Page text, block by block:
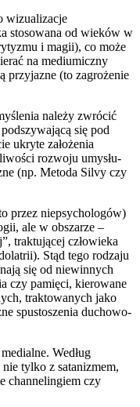
wizualizacje
stosowana od wieków w
i magii), co może
na mediumiczny
przyjazne (to zagrożenie
należy zwrócić
się pod
ukryte założenia
rozwoju umysłu-
(np. Metoda Silvy czy
przez niepsychologów)
ale w obszarze –
traktującej człowieka
Stąd tego rodzaju
się od niewinnych
czy pamięci, kierowane
traktowanych jako
spustoszenia duchowo-
Według
tylko z satanizmem,
channelingiem czy